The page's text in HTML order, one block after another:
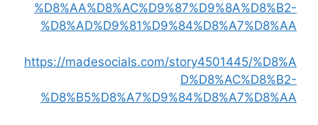
%D8%AA%D8%AC%D9%87%D9%8A%D8%B2-
%D8%AD%D9%81%D9%84%D8%A7%D8%AA
https://madesocials.com/story4501445/%D8%A
D%D8%AC%D8%B2-
%D8%B5%D8%A7%D9%84%D8%A7%D8%AA